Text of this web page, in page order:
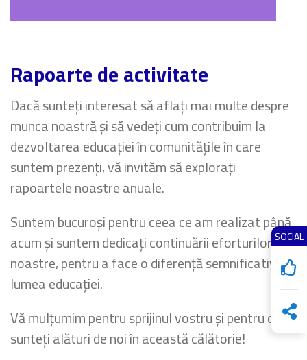
SOCIAL
Rapoarte de activitate
Dacă sunteți interesat să aflați mai multe despre
munca noastră și să vedeți cum contribuim la
dezvoltarea educației în comunitățile în care
suntem prezenți, vă invităm să explorați
rapoartele noastre anuale.
Suntem bucuroși pentru ceea ce am realizat până
acum și suntem dedicați continuării eforturilor
noastre, pentru a face o diferență semnificativă în
lumea educației.
Vă mulțumim pentru sprijinul vostru și pentru că
sunteți alături de noi în această călătorie!